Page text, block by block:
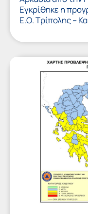
Εγκρίθηκε η
Ε.Ο. Τρίπολης –